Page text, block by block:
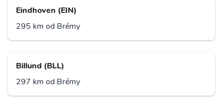
Eindhoven (EIN)
295 km od Brémy
Billund (BLL)
297 km od Brémy